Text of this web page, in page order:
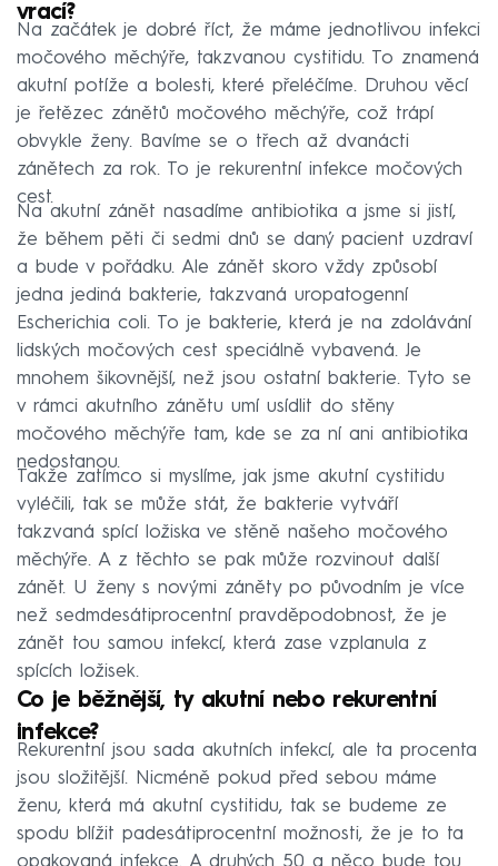
vrací?
Na začátek je dobré říct, že máme jednotlivou infekci
močového měchýře, takzvanou cystitidu. To znamená
akutní potíže a bolesti, které přeléčíme. Druhou věcí
je řetězec zánětů močového měchýře, což trápí
obvykle ženy. Bavíme se o třech až dvanácti
zánětech za rok. To je rekurentní infekce močových
cest.
Na akutní zánět nasadíme antibiotika a jsme si jistí,
že během pěti či sedmi dnů se daný pacient uzdraví
a bude v pořádku. Ale zánět skoro vždy způsobí
jedna jediná bakterie, takzvaná uropatogenní
Escherichia coli. To je bakterie, která je na zdolávání
lidských močových cest speciálně vybavená. Je
mnohem šikovnější, než jsou ostatní bakterie. Tyto se
v rámci akutního zánětu umí usídlit do stěny
močového měchýře tam, kde se za ní ani antibiotika
nedostanou.
Takže zatímco si myslíme, jak jsme akutní cystitidu
vyléčili, tak se může stát, že bakterie vytváří
takzvaná spící ložiska ve stěně našeho močového
měchýře. A z těchto se pak může rozvinout další
zánět. U ženy s novými záněty po původním je více
než sedmdesátiprocentní pravděpodobnost, že je
zánět tou samou infekcí, která zase vzplanula z
spících ložisek.
Co je běžnější, ty akutní nebo rekurentní
infekce?
Rekurentní jsou sada akutních infekcí, ale ta procenta
jsou složitější. Nicméně pokud před sebou máme
ženu, která má akutní cystitidu, tak se budeme ze
spodu blížit padesátiprocentní možnosti, že je to ta
opakovaná infekce. A druhých 50 a něco bude tou